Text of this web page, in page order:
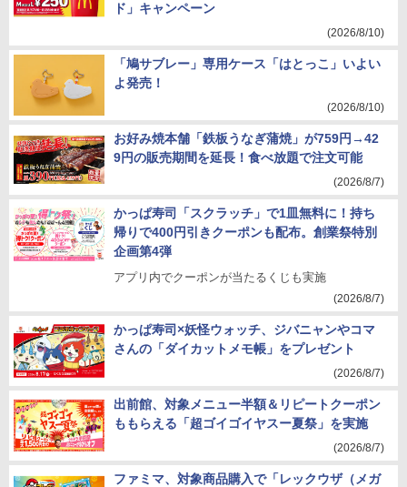
ド」キャンペーン
(2026/8/10)
「鳩サブレー」専用ケース「はとっこ」いよい
よ発売！
(2026/8/10)
お好み焼本舗「鉄板うなぎ蒲焼」が759円→42
9円の販売期間を延長！食べ放題で注文可能
(2026/8/7)
かっぱ寿司「スクラッチ」で1皿無料に！持ち
帰りで400円引きクーポンも配布。創業祭特別
企画第4弾
アプリ内でクーポンが当たるくじも実施
(2026/8/7)
かっぱ寿司×妖怪ウォッチ、ジバニャンやコマ
さんの「ダイカットメモ帳」をプレゼント
(2026/8/7)
出前館、対象メニュー半額＆リピートクーポン
ももらえる「超ゴイゴイヤスー夏祭」を実施
(2026/8/7)
ファミマ、対象商品購入で「レックウザ（メガ